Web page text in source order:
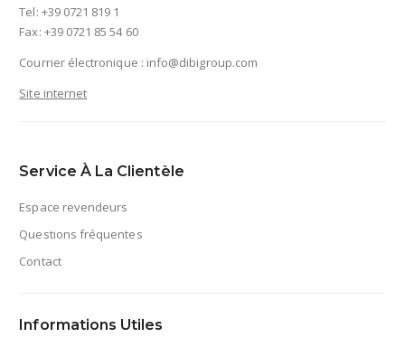
Tel: +39 0721 819 1
Fax: +39 0721 85 54 60
Courrier électronique : info@dibigroup.com
Site internet
Service À La Clientèle
Espace revendeurs
Questions fréquentes
Contact
Informations Utiles